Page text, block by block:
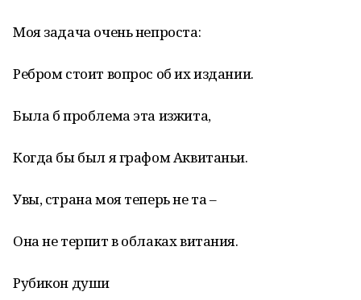
Моя задача очень непроста:
Ребром стоит вопрос об их издании.
Была б проблема эта изжита,
Когда бы был я графом Аквитаньи.
Увы, страна моя теперь не та –
Она не терпит в облаках витания.
Рубикон души